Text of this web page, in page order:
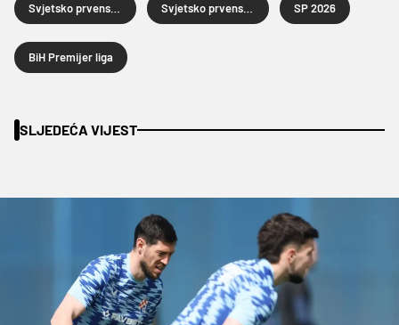
SP 2026
BiH Premijer liga
SLJEDEĆA VIJEST